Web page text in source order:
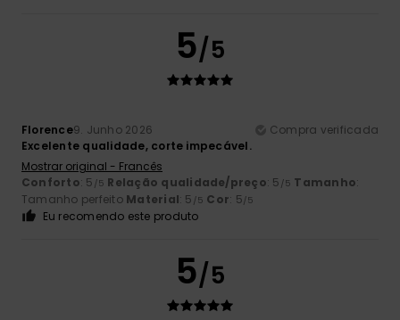
5/5
Florence9. Junho 2026
Compra verificada
Excelente qualidade, corte impecável.
Mostrar original - Francês
Conforto: 5 /5 Relação qualidade/preço: 5 /5 Tamanho:
Tamanho perfeito Material: 5 /5 Cor: 5/5
Eu recomendo este produto
5/5